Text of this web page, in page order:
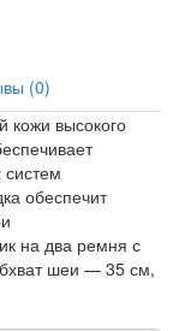
(0)
кожи высокого
обеспечит
на два ремня с
шеи — 35 см,